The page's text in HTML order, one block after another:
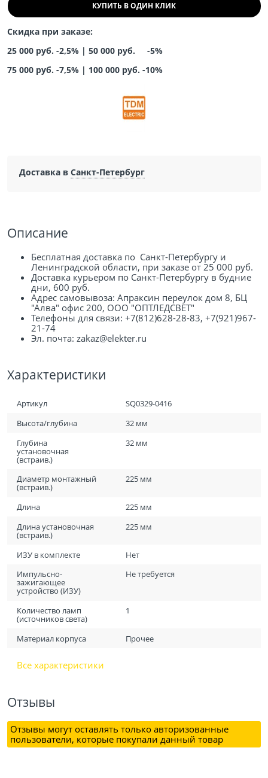
КУПИТЬ В ОДИН КЛИК
Скидка при заказе:
25 000 руб. -2,5% | 50 000 руб. -5%
75 000 руб. -7,5% | 100 000 руб. -10%
Доставка в Санкт-Петербург
Описание
Бесплатная доставка по Санкт-Петербургу и
Ленинградской области, при заказе от 25 000 руб.
Доставка курьером по Санкт-Петербургу в будние
дни, 600 руб.
Адрес самовывоза: Апраксин переулок дом 8, БЦ
"Алва" офис 200, ООО "ОПТЛЕДСВЕТ"
Телефоны для связи: +7(812)628-28-83, +7(921)967-
21-74
Эл. почта: zakaz@elekter.ru
Характеристики
Артикул
SQ0329-0416
Высота/глубина
32 мм
Глубина
установочная
(встраив.)
32 мм
Диаметр монтажный
(встраив.)
225 мм
Длина
225 мм
Длина установочная
(встраив.)
225 мм
ИЗУ в комплекте
Нет
Импульсно-
зажигающее
устройство (ИЗУ)
Не требуется
Количество ламп
(источников света)
1
Материал корпуса Прочее
Все характеристики
Отзывы
Отзывы могут оставлять только авторизованные
пользователи, которые покупали данный товар